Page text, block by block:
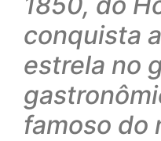
conquista
estrela no
famoso do